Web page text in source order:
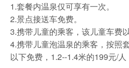
1.套餐内温泉仅可享有一次。
2.景点接送车免费。
3.携带儿童的乘客，该儿童车费
4.携带儿童泡温泉的乘客，按照
以下免费，1.2--1.4米的199元/人